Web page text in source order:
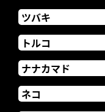
ツバキ
トルコ
ナナカマド
ネコ